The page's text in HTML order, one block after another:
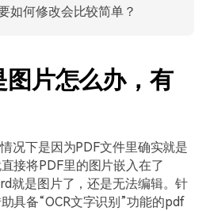
查看更多 >
如何修改会比较简单？
片怎么办，有
况下是因为PDF文件里确实就是
接将PDF里的图片嵌入在了
就是图片了，还是无法编辑。针
具备“OCR文字识别”功能的pdf